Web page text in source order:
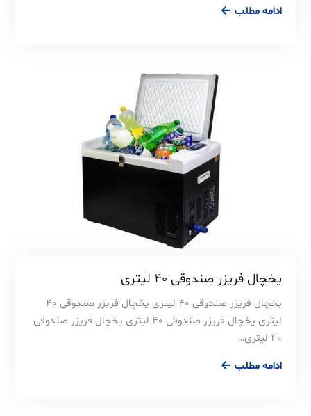
ادامه مطلب
یخچال فریزر صندوقی ۴۰ لیتری
یخچال فریزر صندوقی 40 لیتری یخچال فریزر صندوقی 40
لیتری یخچال فریزر صندوقی 40 لیتری یخچال فریزر صندوقی
40 لیتری…
ادامه مطلب